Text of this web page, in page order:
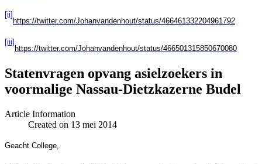
[ii]
https://twitter.com/Johanvandenhout/status/466461332204961792
[iii]
https://twitter.com/Johanvandenhout/status/466501315850670080
Statenvragen opvang asielzoekers in
voormalige Nassau-Dietzkazerne Budel
Article Information
Created on 13 mei 2014
Geacht College,